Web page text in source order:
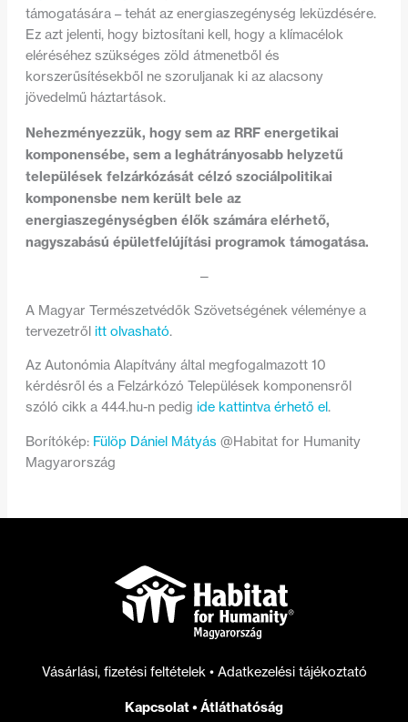
támogatására – tehát az energiaszegénység leküzdésére.
Ez azt jelenti, hogy biztosítani kell, hogy a klímacélok
eléréséhez szükséges zöld átmenetből és
korszerűsítésekből ne szoruljanak ki az alacsony
jövedelmű háztartások.
Nehezményezzük, hogy sem az RRF energetikai
komponensébe, sem a leghátrányosabb helyzetű
települések felzárkózását célzó szociálpolitikai
komponensbe nem került bele az
energiaszegénységben élők számára elérhető,
nagyszabású épületfelújítási programok támogatása.
—
A Magyar Természetvédők Szövetségének véleménye a
tervezetről itt olvasható.
Az Autonómia Alapítvány által megfogalmazott 10
kérdésről és a Felzárkózó Települések komponensről
szóló cikk a 444.hu-n pedig ide kattintva érhető el.
Borítókép: Fülöp Dániel Mátyás @Habitat for Humanity
Magyarország
Vásárlási, fizetési feltételek • Adatkezelési tájékoztató
Kapcsolat• Átláthatóság